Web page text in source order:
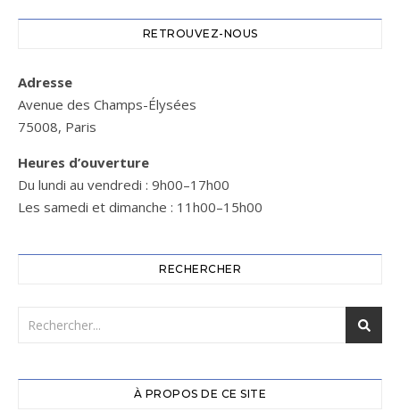
RETROUVEZ-NOUS
Adresse
Avenue des Champs-Élysées
75008, Paris
Heures d’ouverture
Du lundi au vendredi : 9h00–17h00
Les samedi et dimanche : 11h00–15h00
RECHERCHER
À PROPOS DE CE SITE